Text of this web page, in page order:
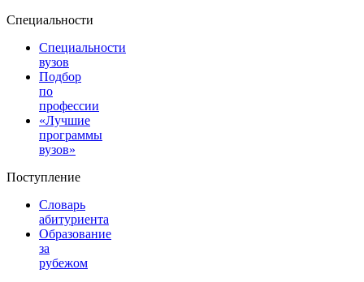
Специальности
Специальности
вузов
Подбор
по
профессии
«Лучшие
программы
вузов»
Поступление
Словарь
абитуриента
Образование
за
рубежом